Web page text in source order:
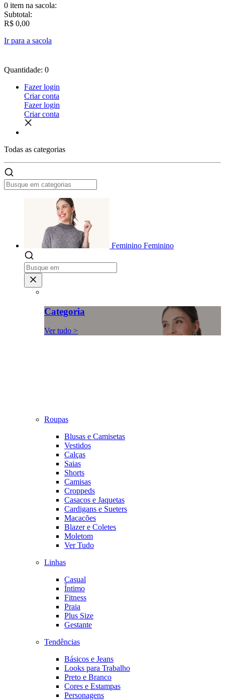
0 item na sacola:
Subtotal:
R$ 0,00
Ir para a sacola
Quantidade: 0
Fazer login
Criar conta
Fazer login
Criar conta
Todas as categorias
Feminino Feminino
Categoria
Ver tudo >
Roupas
Blusas e Camisetas
Vestidos
Calças
Saias
Shorts
Camisas
Croppeds
Casacos e Jaquetas
Cardigans e Sueters
Macacões
Blazer e Coletes
Moletom
Ver Tudo
Linhas
Casual
Íntimo
Fitness
Praia
Plus Size
Gestante
Tendências
Básicos e Jeans
Looks para Trabalho
Preto e Branco
Cores e Estampas
Personagens